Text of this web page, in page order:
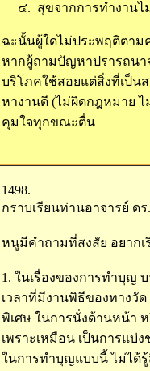
๔. สุขจากการทำงานไ
ฉะนั้นผู้ใดไม่ประพฤติตา
หากผู้ถามปัญหาปรารถนา
บริโภคใช้สอยแต่สิ่งที่เป็น
หางานดี (ไม่ผิดกฎหมาย
คุมใจทุกขณะตื่น
1498.
กราบเรียนท่านอาจารย์ ด
หนูมีคำถามที่สงสัย อยากเ
1. ในเรื่องของการทำบุญ
เวลาที่มีงานพิธีของทางวั
พิเศษ ในการนั่งด้านหน้า
เพราะเหมือน เป็นการแบ่
ในการทำบุญแบบนี้ ไม่ได้